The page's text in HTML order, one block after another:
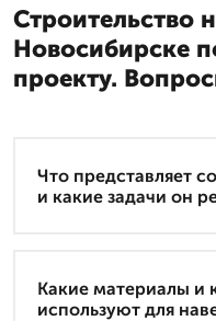
Строительство
Новосибирске
проекту.
Что представляет
и какие задачи он
Какие материалы и
используют для